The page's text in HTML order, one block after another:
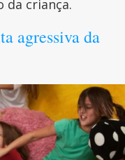
da criança.
agressiva da